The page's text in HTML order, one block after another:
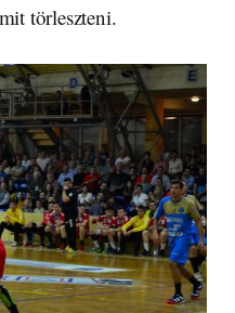
törleszteni.